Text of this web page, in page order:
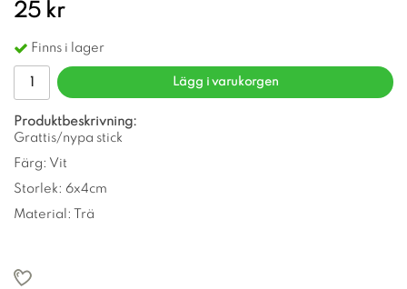
25 kr
Finns i lager
Lägg i varukorgen
Produktbeskrivning:
Grattis/nypa stick
Färg: Vit
Storlek: 6x4cm
Material: Trä